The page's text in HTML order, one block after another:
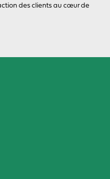
des clients au cœur de